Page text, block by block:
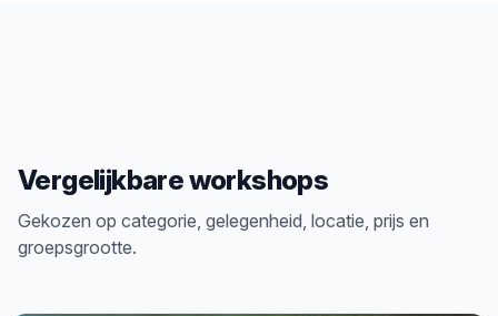
Vergelijkbare workshops
Gekozen op categorie, gelegenheid, locatie, prijs en
groepsgrootte.